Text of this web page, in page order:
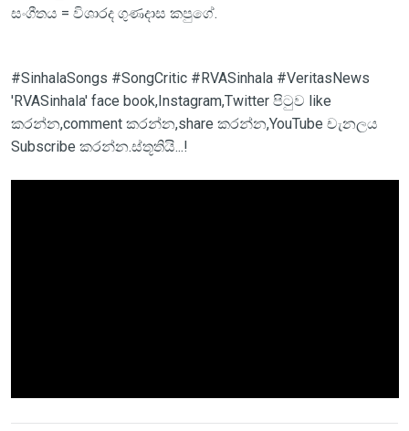
සංගීතය = විශාරද ගුණදාස කපුගේ.
#SinhalaSongs #SongCritic #RVASinhala #VeritasNews
'RVASinhala' face book,Instagram,Twitter පිටුව like
කරන්න,comment කරන්න,share කරන්න,YouTube චැනලය
Subscribe කරන්න.ස්තූතියි...!